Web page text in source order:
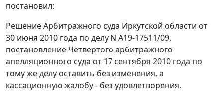
постановил:
Решение Арбитражного суда Иркутской области от
30 июня 2010 года по делу N А19-17511/09,
постановление Четвертого арбитражного
апелляционного суда от 17 сентября 2010 года по
тому же делу оставить без изменения, а
кассационную жалобу - без удовлетворения.